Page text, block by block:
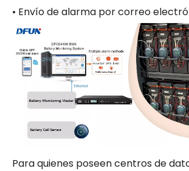
• Envío de alarma por correo
Para quienes poseen centros de